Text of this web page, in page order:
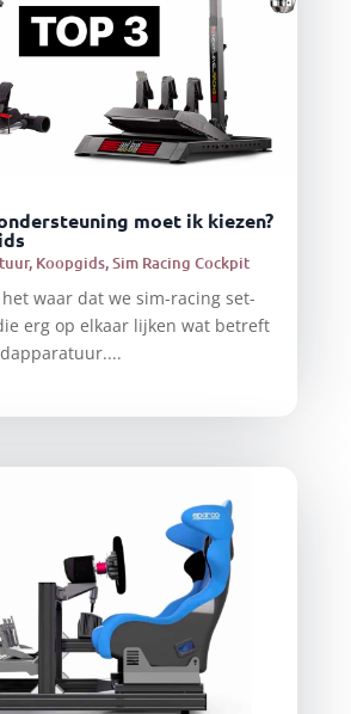
moet ik kiezen?
, Koopgids,Sim Racing Cockpit
waar dat we sim-racing set-
erg op elkaar lijken wat betreft